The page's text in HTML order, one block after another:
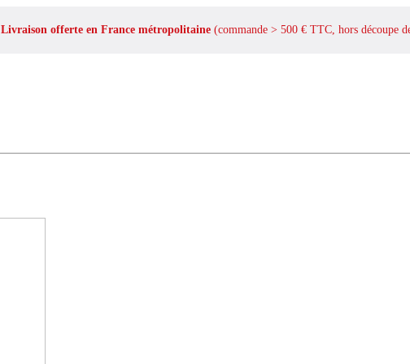
Livraison offerte en France métropolitaine (commande > 500 € TTC, hors découpe